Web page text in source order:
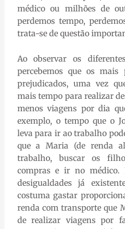
médico ou milhões de
perdemos tempo,
trata-se de questão
Ao observar os
percebemos que os mais
prejudicados, uma vez
mais tempo para realizar
menos viagens por dia
exemplo, o tempo que o
leva para ir ao trabalho
que a Maria (de renda
trabalho, buscar os
compras e ir no médico.
desigualdades já
costuma gastar
renda com transporte que
de realizar viagens por